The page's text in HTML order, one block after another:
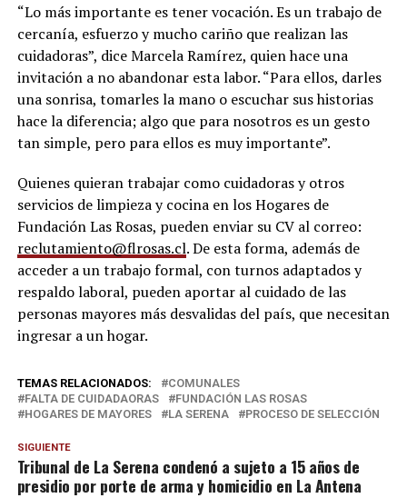
“Lo más importante es tener vocación. Es un trabajo de
cercanía, esfuerzo y mucho cariño que realizan las
cuidadoras”, dice Marcela Ramírez, quien hace una
invitación a no abandonar esta labor. “Para ellos, darles
una sonrisa, tomarles la mano o escuchar sus historias
hace la diferencia; algo que para nosotros es un gesto
tan simple, pero para ellos es muy importante”.
Quienes quieran trabajar como cuidadoras y otros
servicios de limpieza y cocina en los Hogares de
Fundación Las Rosas, pueden enviar su CV al correo:
reclutamiento@flrosas.cl. De esta forma, además de
acceder a un trabajo formal, con turnos adaptados y
respaldo laboral, pueden aportar al cuidado de las
personas mayores más desvalidas del país, que necesitan
ingresar a un hogar.
TEMAS RELACIONADOS:
COMUNALES
FALTA DE CUIDADAORAS
FUNDACIÓN LAS ROSAS
HOGARES DE MAYORES
LA SERENA PROCESO DE SELECCIÓN
SIGUIENTE
Tribunal de La Serena condenó a sujeto a 15 años de
presidio por porte de arma y homicidio en La Antena